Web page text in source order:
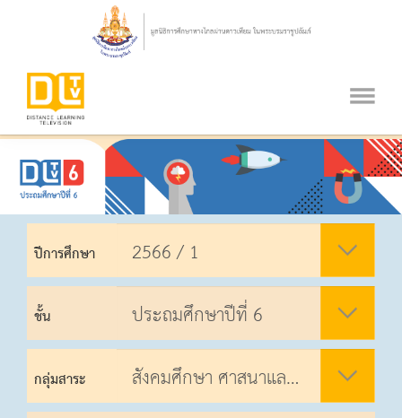
ปีการศึกษา
ชั้น
กลุ่มสาระ